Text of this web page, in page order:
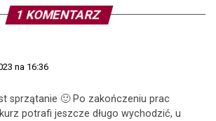
1 KOMENTARZ
na 16:36
sprzątanie 🙂 Po zakończeniu prac
potrafi jeszcze długo wychodzić, u